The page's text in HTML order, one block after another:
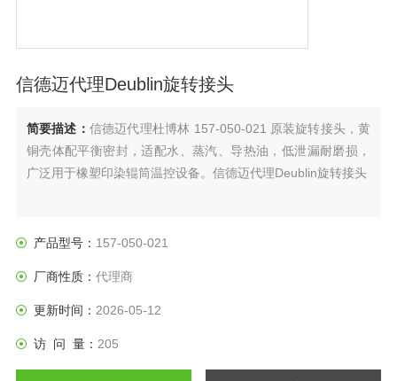
信德迈代理Deublin旋转接头
简要描述： 信德迈代理杜博林 157-050-021 原装旋转接头，黄
铜壳体配平衡密封，适配水、蒸汽、导热油，低泄漏耐磨损，
广泛用于橡塑印染辊筒温控设备。信德迈代理Deublin旋转接头
产品型号： 157-050-021
厂商性质： 代理商
更新时间： 2026-05-12
访 问 量： 205